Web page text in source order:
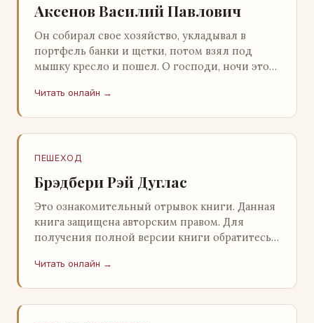
Аксенов Василий Павлович
Он собирал свое хозяйство, укладывал в
портфель банки и щетки, потом взял под
мышку кресло и пошел. О господи, ночи этой
заставлял…
Читать онлайн →
ПЕШЕХОД
Брэдбери Рэй Дуглас
Это ознакомительный отрывок книги. Данная
книга защищена авторским правом. Для
получения полной версии книги обратитесь к
легального ко…
Читать онлайн →